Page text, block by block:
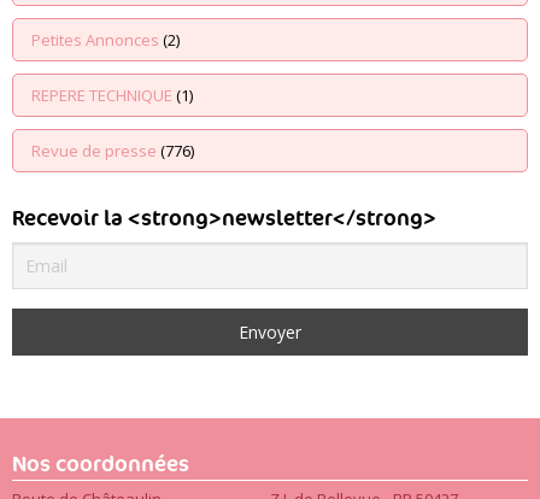
Petites Annonces (2)
REPERE TECHNIQUE (1)
Revue de presse (776)
Recevoir la <strong>newsletter</strong>
Nos coordonnées